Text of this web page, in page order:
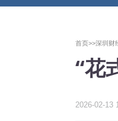
首页>>深圳财
“花
2026-02-13